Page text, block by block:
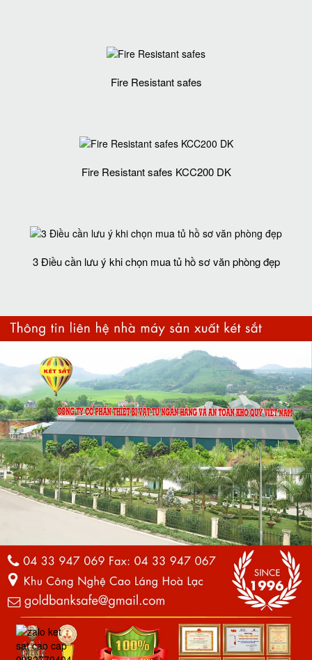
Fire Resistant safes
Fire Resistant safes KCC200 DK
3 Điều cần lưu ý khi chọn mua tủ hồ sơ văn phòng đẹp